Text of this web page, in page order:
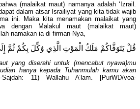
(malaikat maut) namanya adalah ‘Izrail.
dalam atsar Israiliyat yang kita tidak wajib
ini. Maka kita menamakan malaikat yang
dengan Malakul maut (malaikat maut)
namakan ia di firman-Nya,
قُلْ يَتَوَفَّاكُمْ مَلَكُ الْمَوْتِ الَّذِي وُكِّلَ بِكُمْ ثُمَّ
yang diserahi untuk (mencabut nyawa)mu
hanya kepada Tuhanmulah kamu akan
11) Wallahu A’lam. [PurWD/voa-